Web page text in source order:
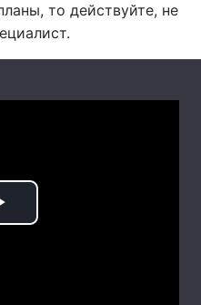
то действуйте, не